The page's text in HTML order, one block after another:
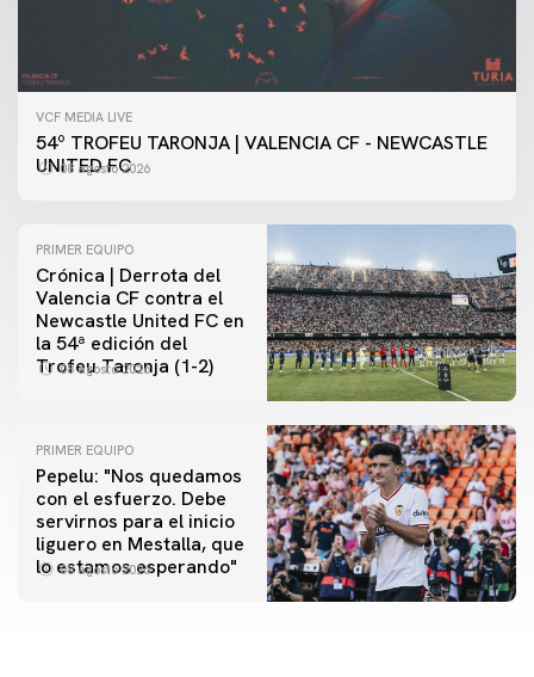
VCF MEDIA LIVE
54º TROFEU TARONJA | VALENCIA CF - NEWCASTLE
UNITED FC
08 agosto 2026
PRIMER EQUIPO
Crónica | Derrota del
Valencia CF contra el
Newcastle United FC en
la 54ª edición del
Trofeu Taronja (1-2)
08 agosto 2026
PRIMER EQUIPO
Pepelu: "Nos quedamos
con el esfuerzo. Debe
servirnos para el inicio
liguero en Mestalla, que
lo estamos esperando"
08 agosto 2026
PRIMER EQUIPO
Las fotos del Valencia CF-Newcastle United FC